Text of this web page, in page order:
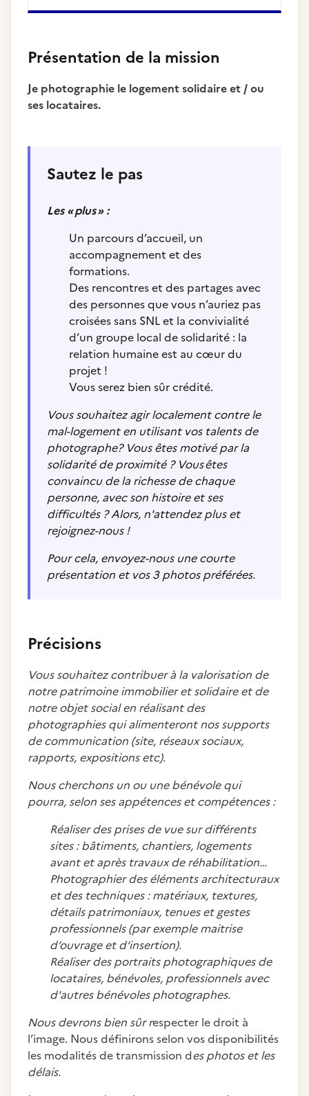
Présentation de la mission
Je photographie le logement solidaire et / ou
ses locataires.
Sautez le pas
Les « plus » :
Un parcours d’accueil, un
accompagnement et des
formations.
Des rencontres et des partages avec
des personnes que vous n’auriez pas
croisées sans SNL et la convivialité
d’un groupe local de solidarité : la
relation humaine est au cœur du
projet !
Vous serez bien sûr crédité.
Vous souhaitez agir localement contre le
mal-logement en utilisant vos talents de
photographe? Vous êtes motivé par la
solidarité de proximité ? Vous êtes
convaincu de la richesse de chaque
personne, avec son histoire et ses
difficultés ? Alors, n'attendez plus et
rejoignez-nous !
Pour cela, envoyez-nous une courte
présentation et vos 3 photos préférées.
Précisions
Vous souhaitez contribuer à la valorisation de
notre patrimoine immobilier et solidaire et de
notre objet social en réalisant des
photographies qui alimenteront nos supports
de communication (site, réseaux sociaux,
rapports, expositions etc).
Nous cherchons un ou une bénévole qui
pourra, selon ses appétences et compétences :
Réaliser des prises de vue sur différents
sites : bâtiments, chantiers, logements
avant et après travaux de réhabilitation…
Photographier des éléments architecturaux
et des techniques : matériaux, textures,
détails patrimoniaux, tenues et gestes
professionnels (par exemple maitrise
d’ouvrage et d’insertion).
Réaliser des portraits photographiques de
locataires, bénévoles, professionnels avec
d'autres bénévoles photographes.
Nous devrons bien sûr respecter le droit à
l’image. Nous définirons selon vos disponibilités
les modalités de transmission des photos et les
délais.